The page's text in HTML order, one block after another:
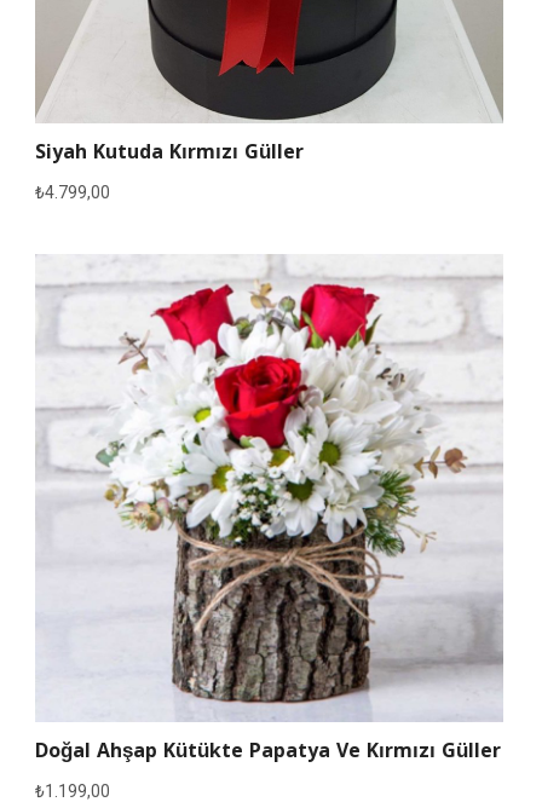
Siyah Kutuda Kırmızı Güller
₺4.799,00
Doğal Ahşap Kütükte Papatya Ve Kırmızı Güller
₺1.199,00